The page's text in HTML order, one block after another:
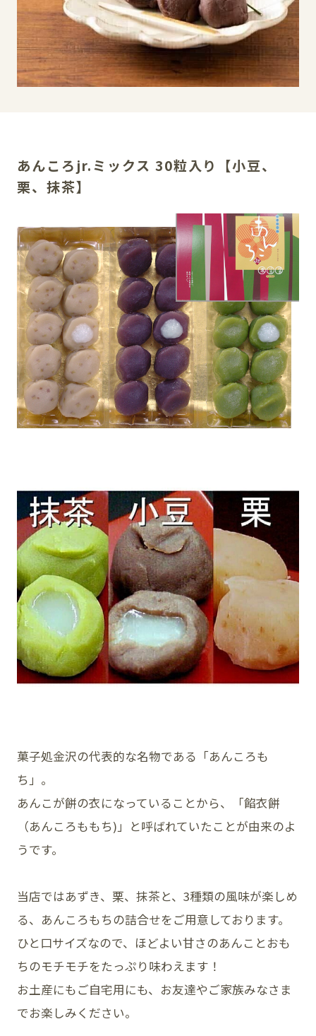
SNS
あんころjr.ミックス 30粒入り【小豆、
栗、抹茶】
菓子処金沢の代表的な名物である「あんころも
ち」。
あんこが餅の衣になっていることから、「餡衣餅
（あんころももち)」と呼ばれていたことが由来のよ
うです。
当店ではあずき、栗、抹茶と、3種類の風味が楽しめ
る、あんころもちの詰合せをご用意しております。
ひと口サイズなので、 ほどよい甘さのあんことおも
ちのモチモチをたっぷり味わえます！
お土産にもご自宅用にも、お友達やご家族みなさま
でお楽しみください。